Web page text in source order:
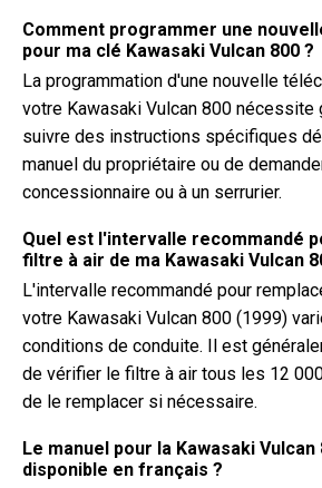
Comment programmer une
pour ma clé Kawasaki Vulcan 800 ?
La programmation d'une nouvelle
votre Kawasaki Vulcan 800 nécessite
suivre des instructions spécifiques
manuel du propriétaire ou de
concessionnaire ou à un serrurier.
Quel est l'intervalle recommandé
filtre à air de ma Kawasaki Vulcan
L'intervalle recommandé pour
votre Kawasaki Vulcan 800 (1999)
conditions de conduite. Il est
de vérifier le filtre à air tous les 12
de le remplacer si nécessaire.
Le manuel pour la Kawasaki
disponible en français ?